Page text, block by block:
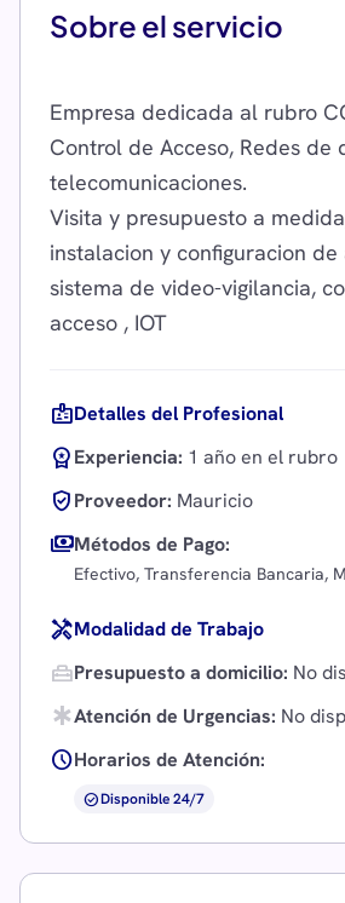
Sobre el servicio
Empresa dedicada al rubro
Control de Acceso, Redes de
telecomunicaciones.
Visita y presupuesto a
instalacion y configuracion de
sistema de video-vigilancia,
badgeDetalles del Profesional
workspace_premiumExperiencia: 1 año en el rubro
verified_userProveedor: Mauricio
paymentsMétodos de Pago:
Efectivo, Transferencia Bancaria,
handymanModalidad de Trabajo
home_repair_servicePresupuesto a domicilio: No
emergencyAtención de Urgencias: No
scheduleHorarios de Atención:
check_circleDisponible 24/7